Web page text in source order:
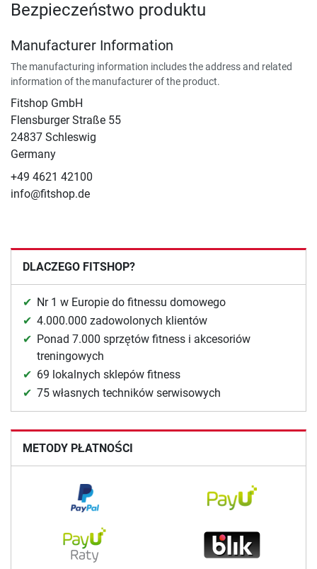
Bezpieczeństwo produktu
Manufacturer Information
The manufacturing information includes the address and related
information of the manufacturer of the product.
Fitshop GmbH
Flensburger Straße 55
24837 Schleswig
Germany
+49 4621 42100
info@fitshop.de
DLACZEGO FITSHOP?
Nr 1 w Europie do fitnessu domowego
4.000.000 zadowolonych klientów
Ponad 7.000 sprzętów fitness i akcesoriów
treningowych
69 lokalnych sklepów fitness
75 własnych techników serwisowych
METODY PŁATNOŚCI